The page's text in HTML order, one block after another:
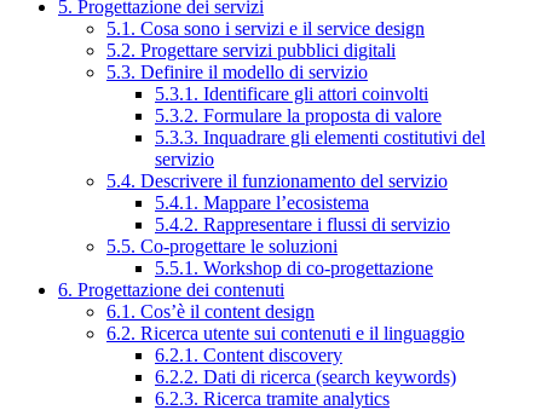
5. Progettazione dei servizi
5.1. Cosa sono i servizi e il service design
5.2. Progettare servizi pubblici digitali
5.3. Definire il modello di servizio
5.3.1. Identificare gli attori coinvolti
5.3.2. Formulare la proposta di valore
5.3.3. Inquadrare gli elementi costitutivi del
servizio
5.4. Descrivere il funzionamento del servizio
5.4.1. Mappare l’ecosistema
5.4.2. Rappresentare i flussi di servizio
5.5. Co-progettare le soluzioni
5.5.1. Workshop di co-progettazione
6. Progettazione dei contenuti
6.1. Cos’è il content design
6.2. Ricerca utente sui contenuti e il linguaggio
6.2.1. Content discovery
6.2.2. Dati di ricerca (search keywords)
6.2.3. Ricerca tramite analytics